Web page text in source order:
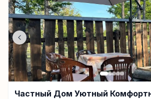
Частный Дом Уютный